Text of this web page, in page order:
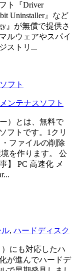
ト『Driver
Uninstaller』など
』が無償で提供さ
ルウェアやスパイ
ストリ...
フト
メンテナスソフト
ー）とは、無料で
フトです。1クリ
ファイルの削除
を作ります。 公
】 PC 高速化 メ
ル, ハードディスク
にも対応したハ
が進んでハードデ